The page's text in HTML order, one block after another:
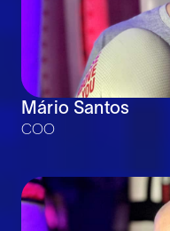
Mário Santos
COO